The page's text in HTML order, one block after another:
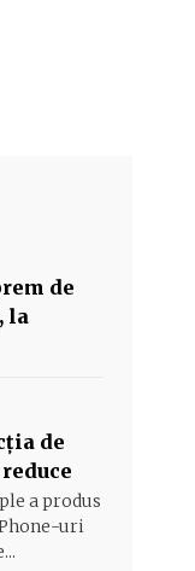
de
la
de
a produs
uri